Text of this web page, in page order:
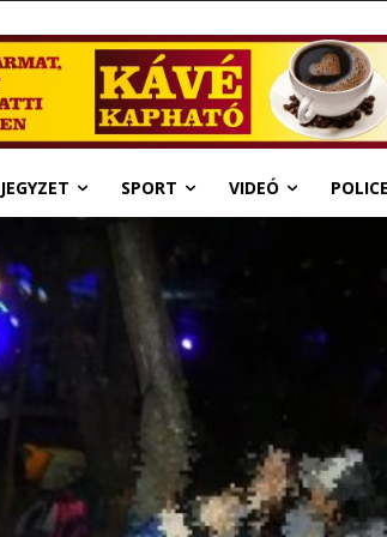
JEGYZET SPORT VIDEÓ